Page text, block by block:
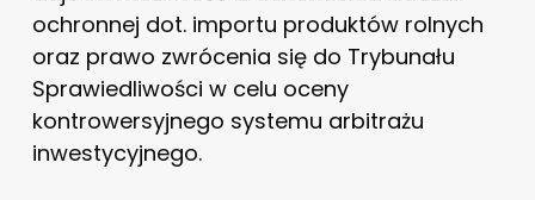
ochronnej dot. importu produktów rolnych
oraz prawo zwrócenia się do Trybunału
Sprawiedliwości w celu oceny
kontrowersyjnego systemu arbitrażu
inwestycyjnego.